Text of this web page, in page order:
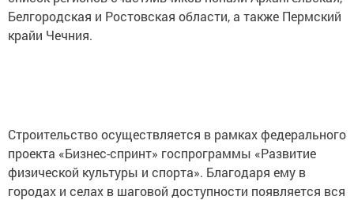
Белгородская и Ростовская области, а также Пермский
крайи Чечния.
Строительство осуществляется в рамках федерального
проекта «Бизнес-спринт» госпрограммы «Развитие
физической культуры и спорта». Благодаря ему в
городах и селах в шаговой доступности появляется вся